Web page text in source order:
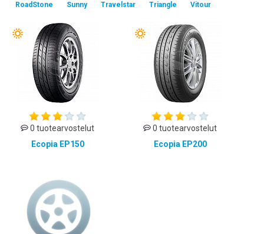
RoadStone Sunny Travelstar Triangle Vitour
0 tuotearvostelut
Ecopia EP150
0 tuotearvostelut
Ecopia EP200